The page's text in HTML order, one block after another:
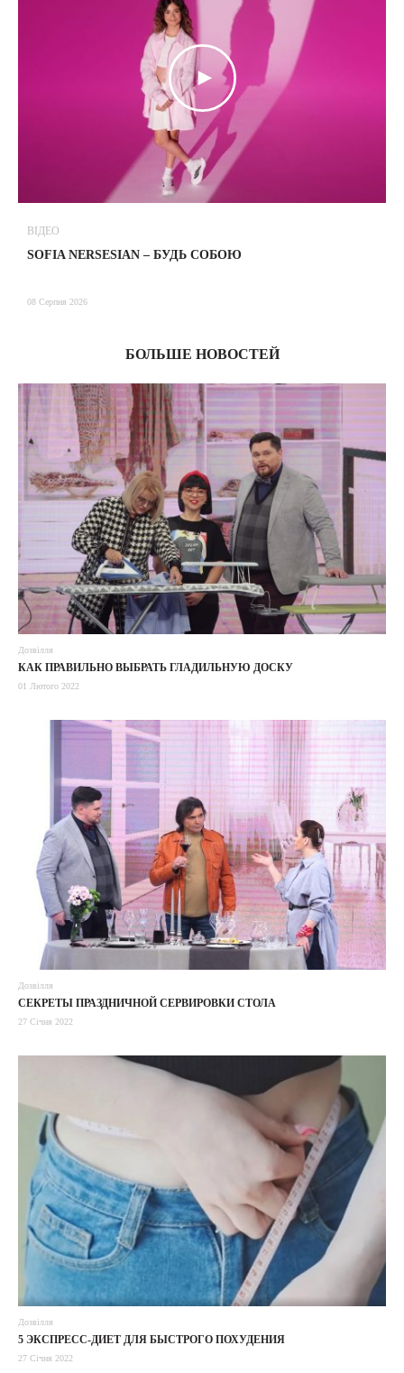
ВІДЕО
SOFIA NERSESIAN – БУДЬ СОБОЮ
08 Серпня 2026
БОЛЬШЕ НОВОСТЕЙ
Дозвілля
КАК ПРАВИЛЬНО ВЫБРАТЬ ГЛАДИЛЬНУЮ ДОСКУ
01 Лютого 2022
Дозвілля
СЕКРЕТЫ ПРАЗДНИЧНОЙ СЕРВИРОВКИ СТОЛА
27 Січня 2022
Дозвілля
5 ЭКСПРЕСС-ДИЕТ ДЛЯ БЫСТРОГО ПОХУДЕНИЯ
27 Січня 2022